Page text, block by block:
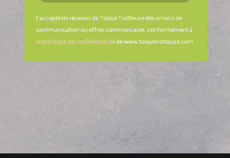
J'accepte de recevoir de Toque Trotteuse des emails de
communication ou offres commerciales, conformément à
la politique de confidentialitéde www.toquetrotteuse.com